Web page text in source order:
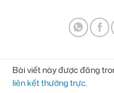
Bài viết này được đăng
liên kết thường trực.